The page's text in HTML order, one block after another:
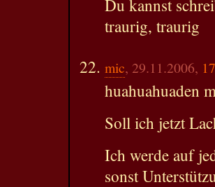
Du kannst
traurig, traurig
mic, 29.11.2006,
huahuahuaden
Soll ich jetzt
Ich werde auf
sonst